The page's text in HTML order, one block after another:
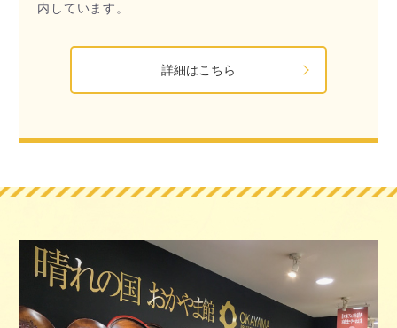
内しています。
詳細はこちら